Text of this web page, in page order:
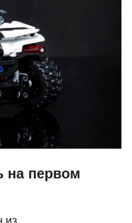
на первом
из